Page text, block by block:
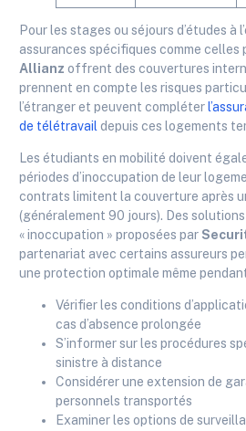
Pour les stages ou séjours d’études à
assurances spécifiques comme celles
Allianz offrent des couvertures
prennent en compte les risques
l’étranger et peuvent compléter
de télétravail depuis ces logements
Les étudiants en mobilité doivent
périodes d’inoccupation de leur
contrats limitent la couverture après
(généralement 90 jours). Des
« inoccupation » proposées par
partenariat avec certains assureurs
une protection optimale même
Vérifier les conditions
cas d’absence prolongée
S’informer sur les procédures
sinistre à distance
Considérer une extension de
personnels transportés
Examiner les options de